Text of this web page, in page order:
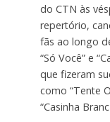
do CTN às
repertório,
fãs ao longo
“Só Você” e
que fizeram
como “Tente
“Casinha